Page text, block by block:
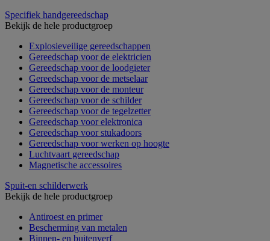
Specifiek handgereedschap
Bekijk de hele productgroep
Explosieveilige gereedschappen
Gereedschap voor de elektricien
Gereedschap voor de loodgieter
Gereedschap voor de metselaar
Gereedschap voor de monteur
Gereedschap voor de schilder
Gereedschap voor de tegelzetter
Gereedschap voor elektronica
Gereedschap voor stukadoors
Gereedschap voor werken op hoogte
Luchtvaart gereedschap
Magnetische accessoires
Spuit-en schilderwerk
Bekijk de hele productgroep
Antiroest en primer
Bescherming van metalen
Binnen- en buitenverf